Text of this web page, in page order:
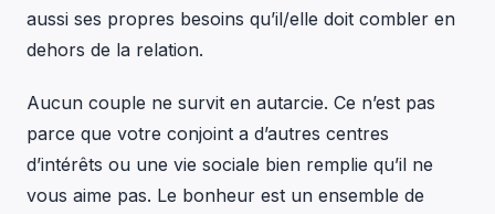
aussi ses propres besoins qu’il/elle doit combler en
dehors de la relation.
Aucun couple ne survit en autarcie. Ce n’est pas
parce que votre conjoint a d’autres centres
d’intérêts ou une vie sociale bien remplie qu’il ne
vous aime pas. Le bonheur est un ensemble de